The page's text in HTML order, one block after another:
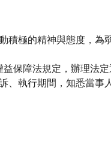
積極的精神與態度，
保障法規定，辦理法定
執行期間，知悉當事